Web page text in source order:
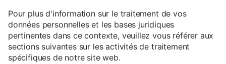
Pour plus d'information sur le traitement de vos
données personnelles et les bases juridiques
pertinentes dans ce contexte, veuillez vous référer aux
sections suivantes sur les activités de traitement
spécifiques de notre site web.